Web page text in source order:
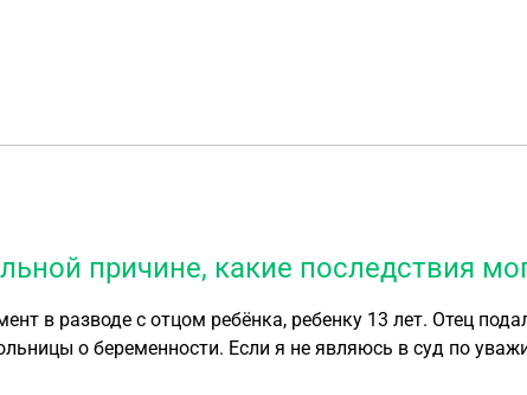
причине, какие последствия
в разводе с отцом ребёнка, ребенку 13 лет. Отец
о беременности. Если я не являюсь в суд по